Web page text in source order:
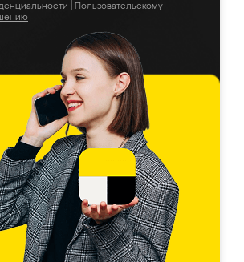
Пользовательскому